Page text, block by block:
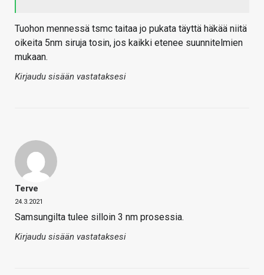
Tuohon mennessä tsmc taitaa jo pukata täyttä häkää niitä
oikeita 5nm siruja tosin, jos kaikki etenee suunnitelmien
mukaan.
Kirjaudu sisään vastataksesi
Terve
24.3.2021
Samsungilta tulee silloin 3 nm prosessia.
Kirjaudu sisään vastataksesi